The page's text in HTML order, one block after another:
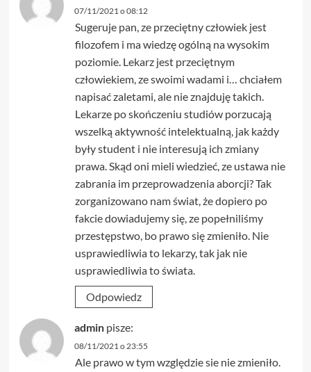
07/11/2021 o 08:12
Sugeruje pan, ze przeciętny człowiek jest
filozofem i ma wiedzę ogólną na wysokim
poziomie. Lekarz jest przeciętnym
człowiekiem, ze swoimi wadami i… chciałem
napisać zaletami, ale nie znajduję takich.
Lekarze po skończeniu studiów porzucają
wszelką aktywność intelektualną, jak każdy
były student i nie interesują ich zmiany
prawa. Skąd oni mieli wiedzieć, ze ustawa nie
zabrania im przeprowadzenia aborcji? Tak
zorganizowano nam świat, że dopiero po
fakcie dowiadujemy się, ze popełniliśmy
przestępstwo, bo prawo się zmieniło. Nie
usprawiedliwia to lekarzy, tak jak nie
usprawiedliwia to świata.
Odpowiedz
admin pisze:
08/11/2021 o 23:55
Ale prawo w tym względzie sie nie zmieniło.